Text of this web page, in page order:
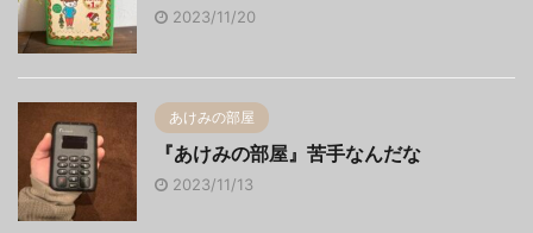
2023/11/20
あけみの部屋
『あけみの部屋』苦手なんだな
2023/11/13